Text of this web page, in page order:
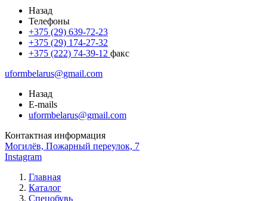
Назад
Телефоны
+375 (29) 639-72-23
+375 (29) 174-27-32
+375 (222) 74-39-12 факс
uformbelarus@gmail.com
Назад
E-mails
uformbelarus@gmail.com
Контактная информация
Могилёв, Пожарный переулок, 7
Instagram
Главная
Каталог
Спецобувь